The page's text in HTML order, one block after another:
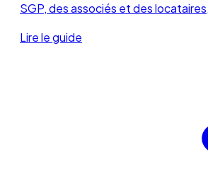
SGP, des associés et des
Lire le guide